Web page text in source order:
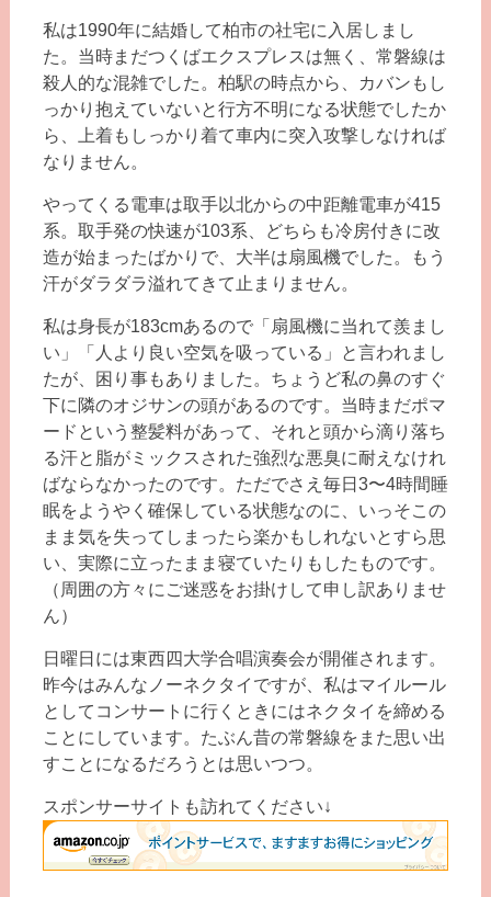
私は1990年に結婚して柏市の社宅に入居しまし
た。当時まだつくばエクスプレスは無く、常磐線は
殺人的な混雑でした。柏駅の時点から、カバンもし
っかり抱えていないと行方不明になる状態でしたか
ら、上着もしっかり着て車内に突入攻撃しなければ
なりません。
やってくる電車は取手以北からの中距離電車が415
系。取手発の快速が103系、どちらも冷房付きに改
造が始まったばかりで、大半は扇風機でした。もう
汗がダラダラ溢れてきて止まりません。
私は身長が183cmあるので「扇風機に当れて羨まし
い」「人より良い空気を吸っている」と言われまし
たが、困り事もありました。ちょうど私の鼻のすぐ
下に隣のオジサンの頭があるのです。当時まだポマ
ードという整髪料があって、それと頭から滴り落ち
る汗と脂がミックスされた強烈な悪臭に耐えなけれ
ばならなかったのです。ただでさえ毎日3〜4時間睡
眠をようやく確保している状態なのに、いっそこの
まま気を失ってしまったら楽かもしれないとすら思
い、実際に立ったまま寝ていたりもしたものです。
（周囲の方々にご迷惑をお掛けして申し訳ありませ
ん）
日曜日には東西四大学合唱演奏会が開催されます。
昨今はみんなノーネクタイですが、私はマイルール
としてコンサートに行くときにはネクタイを締める
ことにしています。たぶん昔の常磐線をまた思い出
すことになるだろうとは思いつつ。
スポンサーサイトも訪れてください↓